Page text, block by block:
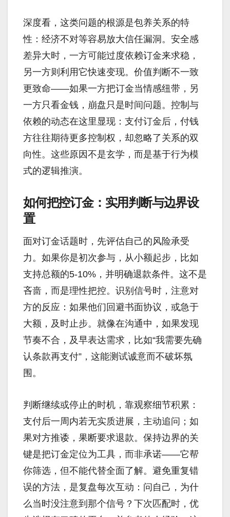
深度看，这类问题的根源是包养关系的特
性：经济不对等容易放大信任漏洞。安全感
差异大时，一方可能过度依赖订金来求稳，
另一方则利用它快速变现。价值判断不一致
更致命——如果一方把订金当情感纽带，另
一方只看金钱，崩盘只是时间问题。控制与
依赖的动态在这里显现：支付订金后，付钱
方往往期待更多控制权，却忽略了关系的双
向性。这些原因不是玄学，而是基于行为模
式的逻辑推演。
如何把控订金：实用判断与边界设
置
面对订金话题时，先评估自己的风险承受
力。如果你是初次参与，从小额起步，比如
支持总额的5-10%，并明确退款条件。这不是
吝啬，而是理性把控。识别信号时，注意对
方的反应：如果他们回避书面协议，或急于
大额，及时止步。就像在沟通中，如果发现
节奏不合，及早表达需求，比如“我需要先确
认条款再支付”，这能测试诚意而不破坏氛
围。
判断继续或停止的时机，靠观察细节积累：
支付后一周内若无实质进展，主动追问；如
果对方推诿，果断要求退款。保持边界的关
键是把订金定位为工具，而非承诺——它帮
你筛选，但不能代替全面了解。避免重复错
误的方法，是复盘每次互动：问自己，为什
么当时没注意到那个信号？下次匹配时，优